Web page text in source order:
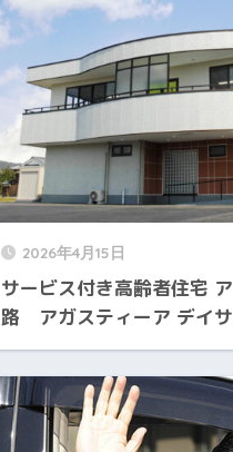
2026年4月15日
サービス付き高齢者住宅
路 アガスティーア デイ